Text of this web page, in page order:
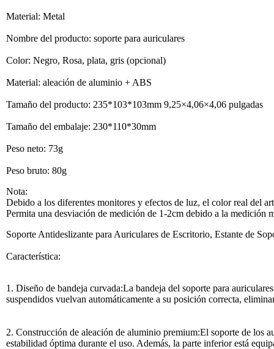
Material: Metal
Nombre del producto: soporte para auriculares
Color: Negro, Rosa, plata, gris (opcional)
Material: aleación de aluminio + ABS
Tamaño del producto: 235*103*103mm 9,25×4,06×4,06 pulgadas
Tamaño del embalaje: 230*110*30mm
Peso neto: 73g
Peso bruto: 80g
Nota:
Debido a los diferentes monitores y efectos de luz, el color real del
Permita una desviación de medición de 1-2cm debido a la medición
Soporte Antideslizante para Auriculares de Escritorio, Estante de
Característica:
1. Diseño de bandeja curvada:La bandeja del soporte para
suspendidos vuelvan automáticamente a su posición correcta,
2. Construcción de aleación de aluminio premium:El soporte de los
estabilidad óptima durante el uso. Además, la parte inferior está